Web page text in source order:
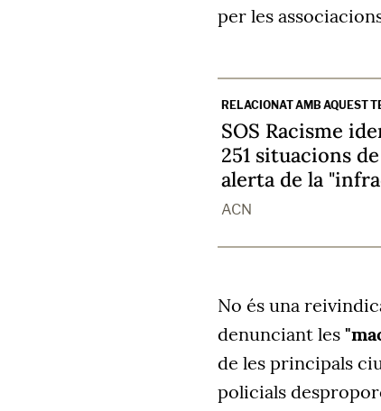
per les
RELACIONAT AMB AQUEST
SOS Racisme
251 situacions
alerta de la
ACN
No és una
denunciant les
de les principals
policials